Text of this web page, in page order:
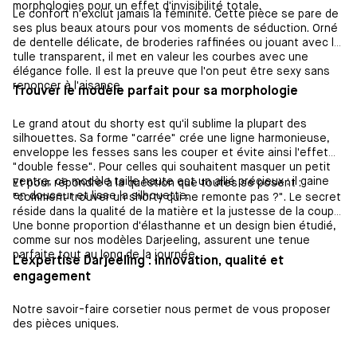
morphologies pour un effet d'invisibilité totale.
Le confort n'exclut jamais la féminité. Cette pièce se pare de
ses plus beaux atours pour vos moments de séduction. Orné
de dentelle délicate, de broderies raffinées ou jouant avec le
tulle transparent, il met en valeur les courbes avec une
élégance folle. Il est la preuve que l'on peut être sexy sans
renoncer à l'aisance.
Trouver le modèle parfait pour sa morphologie
Le grand atout du shorty est qu'il sublime la plupart des
silhouettes. Sa forme "carrée" crée une ligne harmonieuse,
enveloppe les fesses sans les couper et évite ainsi l'effet
"double fesse". Pour celles qui souhaitent masquer un petit
ventre, ce modèle taille haute est un allié précieux : il gaine
en douceur et lisse la silhouette.
Et pour répondre à la question que toutes se posent :
"comment trouver un shorty qui ne remonte pas ?". Le secret
réside dans la qualité de la matière et la justesse de la coupe.
Une bonne proportion d'élasthanne et un design bien étudié,
comme sur nos modèles Darjeeling, assurent une tenue
parfaite tout au long de la journée.
L'expertise Darjeeling : innovation, qualité et
engagement
Notre savoir-faire corsetier nous permet de vous proposer
des pièces uniques.